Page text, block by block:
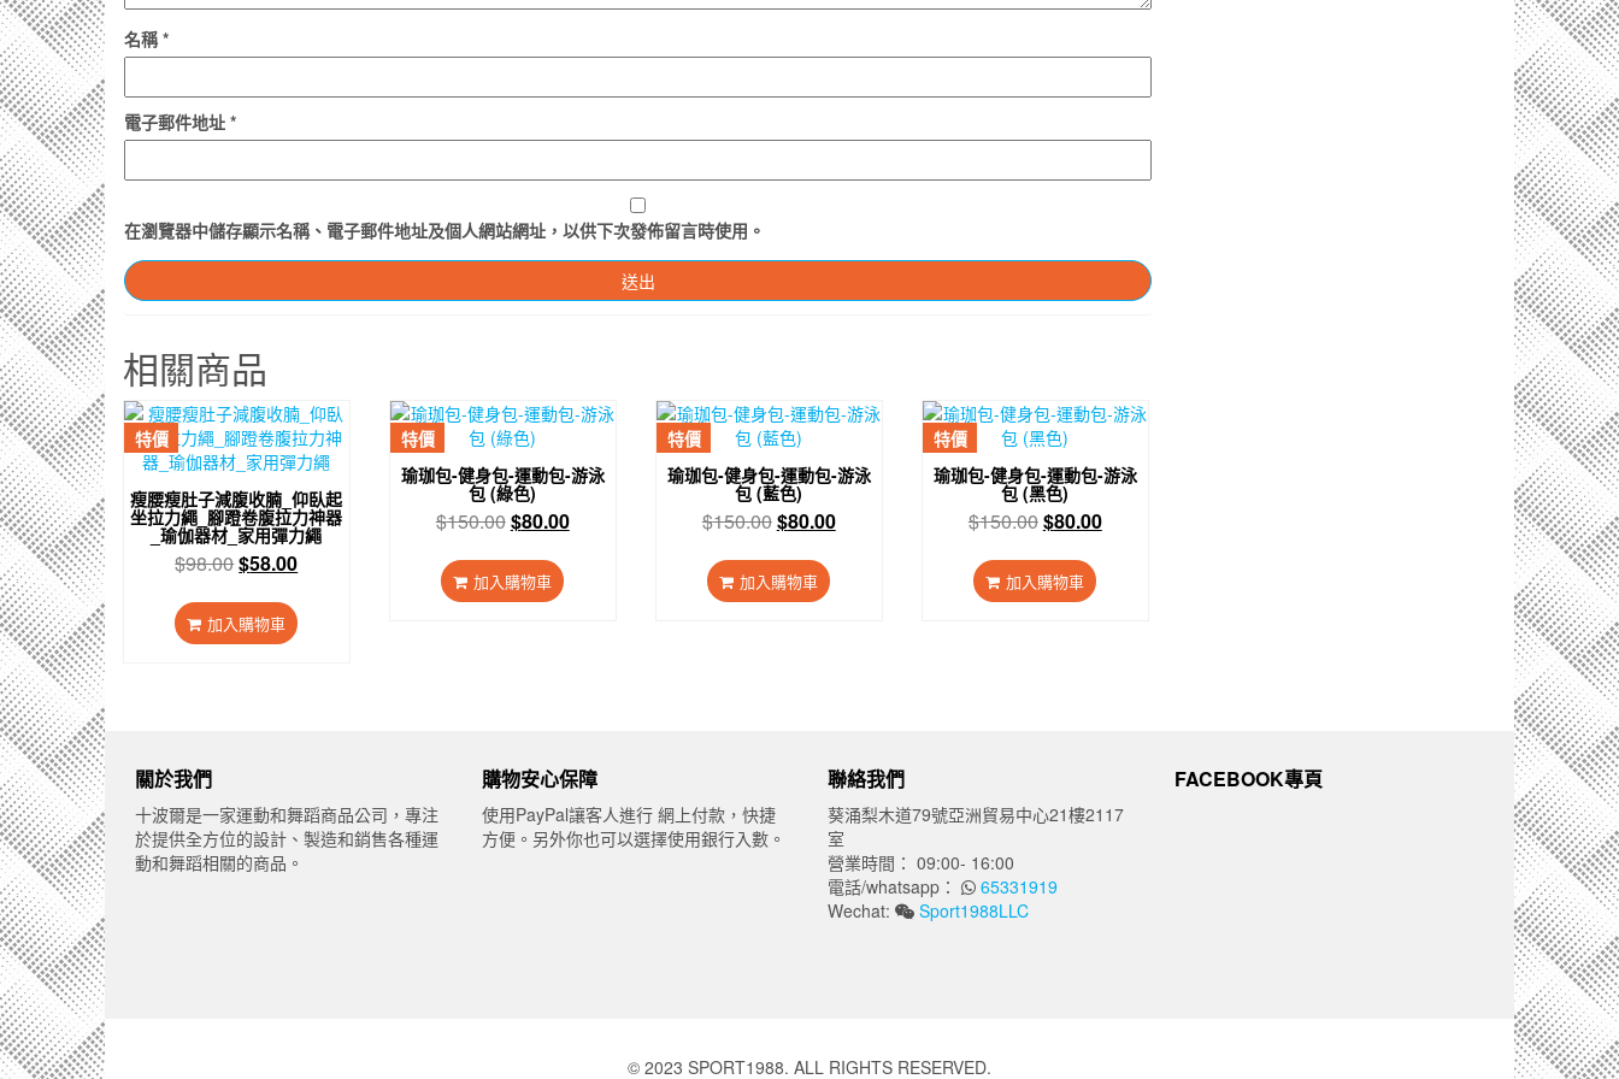
名稱*
電子郵件地址 *
在瀏覽器中儲存顯示名稱、電子郵件地址及個人網站網址，以供下次發佈留言時使用。
相關商品
特價
瘦腰瘦肚子減腹收腩_仰臥起
坐拉力繩_腳蹬卷腹拉力神器
_瑜伽器材_家用彈力繩
$98.00原
價
格：
$58.00目
價
加入購物車
特價
瑜珈包-健身包-運動包-游泳
包 (綠色)
$150.00原
價
格：
$80.00目
加入購物車
特價
瑜珈包-健身包-運動包-游泳
包 (藍色)
$150.00原
價
格：
$80.00目
加入購物車
特價
瑜珈包-健身包-運動包-游泳
包 (黑色)
$150.00原
價
格：
$80.00目
加入購物車
關於我們
十波爾是一家運動和舞蹈商品公司，專注
於提供全方位的設計、製造和銷售各種運
動和舞蹈相關的商品。
購物安心保障
使用PayPal讓客人進行 網上付款，快捷
方便。另外你也可以選擇使用銀行入數。
聯絡我們
葵涌梨木道79號亞洲貿易中心21樓2117
室
營業時間： 09:00- 16:00
電話/whatsapp：
65331919
Wechat:
Sport1988LLC
FACEBOOK專頁
© 2023 SPORT1988. ALL RIGHTS RESERVED.